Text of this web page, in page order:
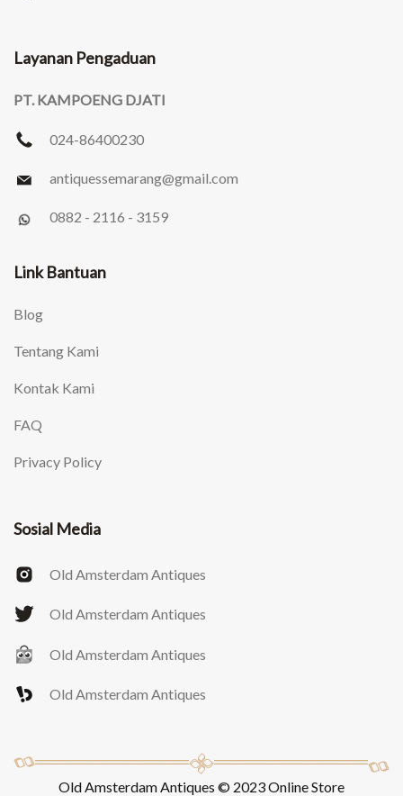
Layanan Pengaduan
PT. KAMPOENG DJATI
024-86400230
antiquessemarang@gmail.com
0882 - 2116 - 3159
Link Bantuan
Blog
Tentang Kami
Kontak Kami
FAQ
Privacy Policy
Sosial Media
Old Amsterdam Antiques
Old Amsterdam Antiques
Old Amsterdam Antiques
Old Amsterdam Antiques
Old Amsterdam Antiques © 2023 Online Store